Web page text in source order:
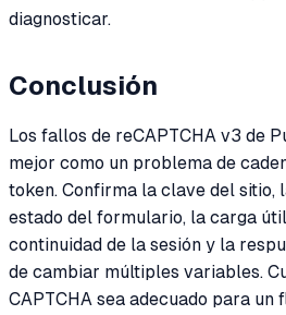
diagnosticar.
Conclusión
Los fallos de reCAPTCHA v3 de
mejor como un problema de
token. Confirma la clave del sitio,
estado del formulario, la carga
continuidad de la sesión y la
de cambiar múltiples variables.
CAPTCHA sea adecuado para un